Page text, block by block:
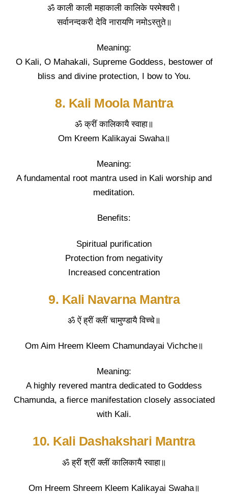
ॐ काली काली महाकाली कालिके परमेश्वरी।
सर्वानन्दकरी देवि नारायणि नमोऽस्तुते॥
Meaning:
O Kali, O Mahakali, Supreme Goddess, bestower of
bliss and divine protection, I bow to You.
8. Kali Moola Mantra
ॐ क्रीं कालिकायै स्वाहा॥
Om Kreem Kalikayai Swaha॥
Meaning:
A fundamental root mantra used in Kali worship and
meditation.
Benefits:
Spiritual purification
Protection from negativity
Increased concentration
9. Kali Navarna Mantra
ॐ ऐं ह्रीं क्लीं चामुण्डायै विच्चे॥
Om Aim Hreem Kleem Chamundayai Vichche॥
Meaning:
A highly revered mantra dedicated to Goddess
Chamunda, a fierce manifestation closely associated
with Kali.
10. Kali Dashakshari Mantra
ॐ ह्रीं श्रीं क्लीं कालिकायै स्वाहा॥
Om Hreem Shreem Kleem Kalikayai Swaha॥